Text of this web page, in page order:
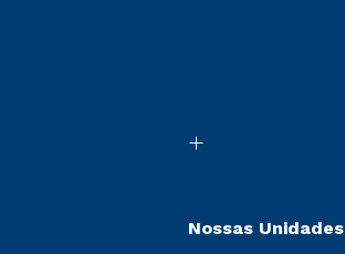
Nossas Unidades